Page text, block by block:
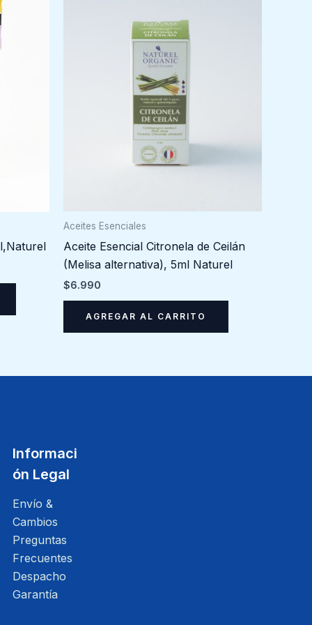
Aceites Esenciales
Aceite Esencial Citronela de Ceilán
(Melisa alternativa), 5ml Naturel
$6.990
AGREGAR AL CARRITO
Informaci
ón Legal
Envío &
Cambios
Preguntas
Frecuentes
Despacho
Garantía